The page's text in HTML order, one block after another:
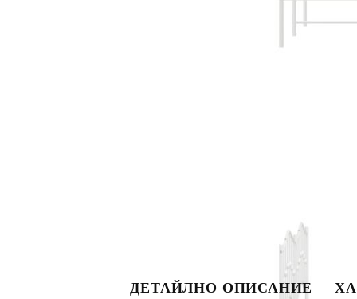
ДЕТАЙЛНО ОПИСАНИЕ